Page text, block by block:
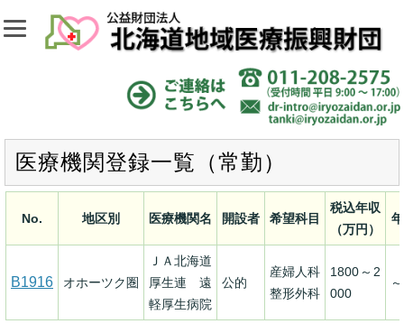
医療機関登録一覧（常勤）
No. 地区別 医療機関名 開設者 希望科目
税込年収
（万円）
B1916 オホーツク圏
ＪＡ北海道
厚生連 遠
軽厚生病院
公的
産婦人科
整形外科
1800～2
000